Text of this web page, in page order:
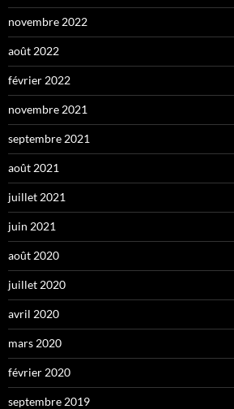
novembre 2022
août 2022
février 2022
novembre 2021
septembre 2021
août 2021
juillet 2021
juin 2021
août 2020
juillet 2020
avril 2020
mars 2020
février 2020
septembre 2019